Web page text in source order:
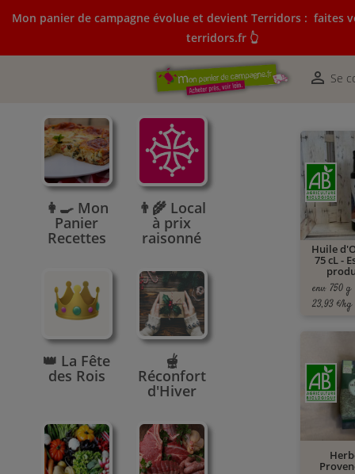
Mon panier de campagne évolue et devient Terridors : faites
terridors.fr 👆
 Se
Mon panier de campagne évolue et devient Terridors:
courses sur terridors.fr 👆
👩‍🍳 Mon
Panier
Recettes
👨‍🌾 Local
à prix
raisonné
👑 La Fête
des Rois
🫕
Réconfort
d'Hiver
Huile
75 cL -
env. 750 g
23,93 €/kg